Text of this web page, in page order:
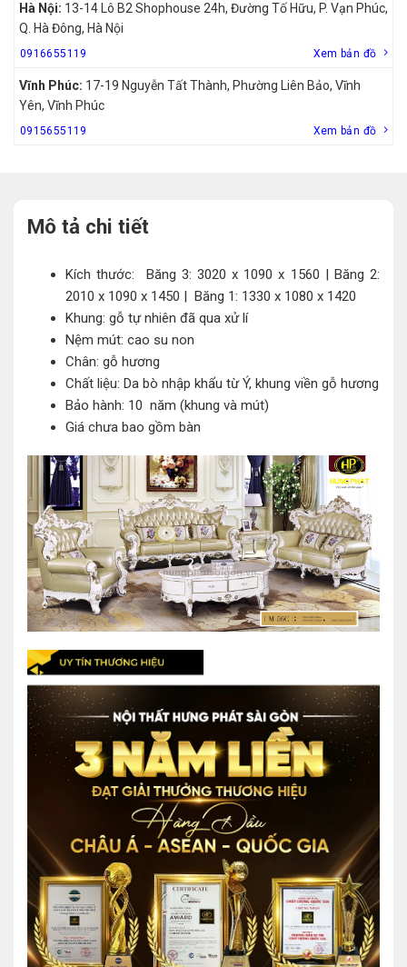
Hà Nội: 13-14 Lô B2 Shophouse 24h, Đường Tố Hữu, P. Vạn Phúc,
Q. Hà Đông, Hà Nội
0916655119 Xem bản đồ
Vĩnh Phúc: 17-19 Nguyễn Tất Thành, Phường Liên Bảo, Vĩnh
Yên, Vĩnh Phúc
0915655119 Xem bản đồ
Mô tả chi tiết
Kích thước: Băng 3: 3020 x 1090 x 1560 | Băng 2:
2010 x 1090 x 1450 | Băng 1: 1330 x 1080 x 1420
Khung: gỗ tự nhiên đã qua xử lí
Nệm mút: cao su non
Chân: gỗ hương
Chất liệu: Da bò nhập khẩu từ Ý, khung viền gỗ hương
Bảo hành: 10 năm (khung và mút)
Giá chưa bao gồm bàn